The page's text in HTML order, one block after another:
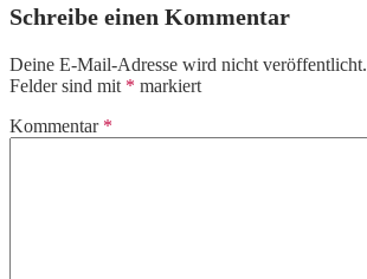
Schreibe einen Kommentar
Deine E-Mail-Adresse wird nicht veröffentlicht.
Felder sind mit * markiert
Kommentar *